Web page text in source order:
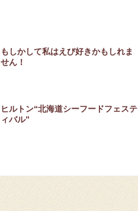
もしかして私はえび好きかもしれま
せん！
ヒルトン“北海道シーフードフェステ
ィバル”